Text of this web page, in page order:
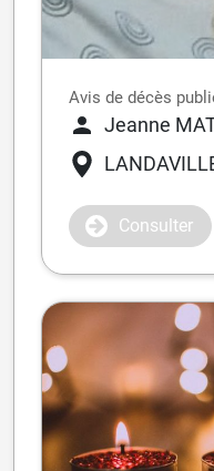
Avis de décès
Jeanne
Consulter